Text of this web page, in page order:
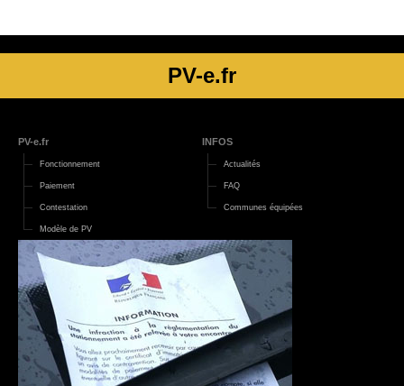
PV-e.fr
PV-e.fr
Fonctionnement
Paiement
Contestation
Modèle de PV
INFOS
Actualités
FAQ
Communes équipées